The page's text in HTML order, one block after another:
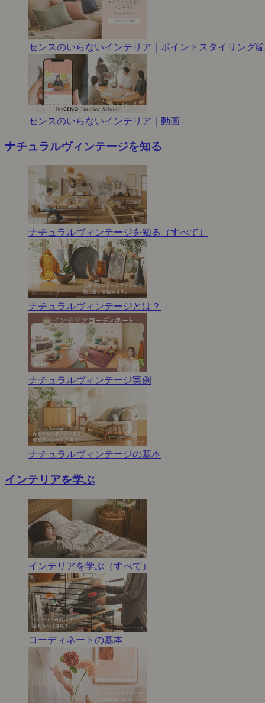
センスのいらないインテリア｜ポイントスタイリング編
センスのいらないインテリア｜動画
ナチュラルヴィンテージを知る
ナチュラルヴィンテージを知る（すべて）
ナチュラルヴィンテージとは？
ナチュラルヴィンテージ実例
ナチュラルヴィンテージの基本
インテリアを学ぶ
インテリアを学ぶ（すべて）
コーディネートの基本